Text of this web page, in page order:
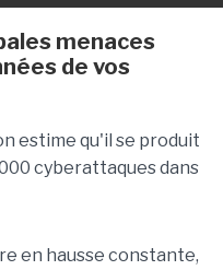
menaces
de vos
estime qu'il se produit
cyberattaques dans
en hausse constante,